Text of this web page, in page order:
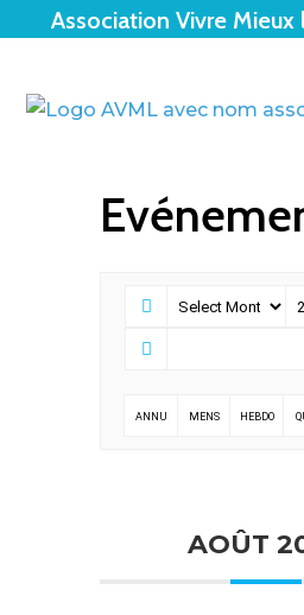
Association Vivre
ANNU MENS HEBDO
AOÛT